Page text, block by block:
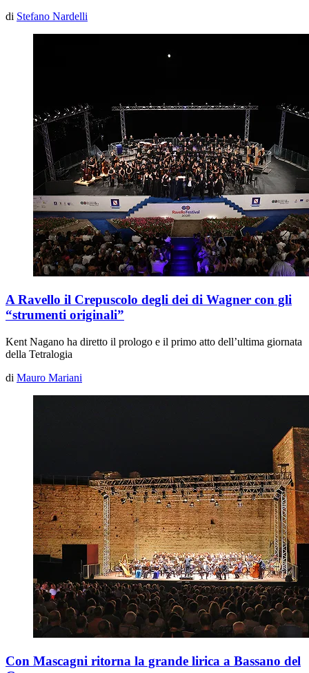
di Stefano Nardelli
A Ravello il Crepuscolo degli dei di Wagner con gli
“strumenti originali”
Kent Nagano ha diretto il prologo e il primo atto dell’ultima giornata
della Tetralogia
di Mauro Mariani
Con Mascagni ritorna la grande lirica a Bassano del